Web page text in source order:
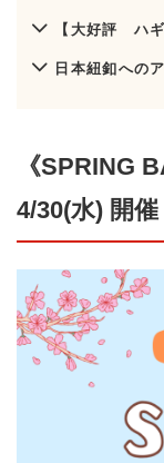
【大好評 ハ
日本紐釦への
《SPRING
4/30(水) 開催